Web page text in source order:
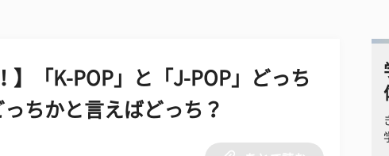
】「K-POP」と「J-POP」どっち
ちかと言えばどっち？